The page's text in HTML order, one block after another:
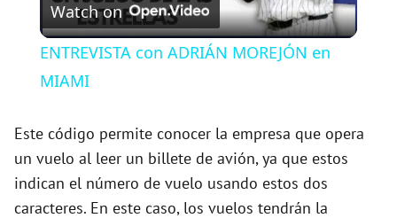
l
y
V
Watch on
ENTREVISTA con ADRIÁN MOREJÓN en
MIAMI
Este código permite conocer la empresa que opera
un vuelo al leer un billete de avión, ya que estos
indican el número de vuelo usando estos dos
caracteres. En este caso, los vuelos tendrán la